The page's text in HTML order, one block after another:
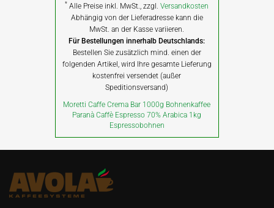
* Alle Preise inkl. MwSt., zzgl.Versandkosten
Abhängig von der Lieferadresse kann die
MwSt. an der Kasse variieren.
Für Bestellungen innerhalb Deutschlands:
Bestellen Sie zusätzlich mind. einen der
folgenden Artikel, wird Ihre gesamte Lieferung
kostenfrei versendet (außer
Speditionsversand)
Moretti Caffe Crema Bar 1000g Bohnenkaffee
Paranà Caffè Espresso 70% Arabica 1kg
Espressobohnen